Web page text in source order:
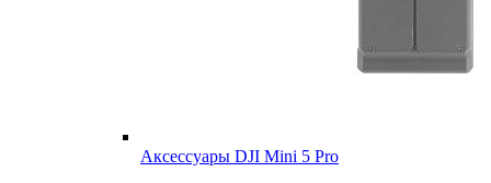
Аксессуары DJI Mini 5 Pro